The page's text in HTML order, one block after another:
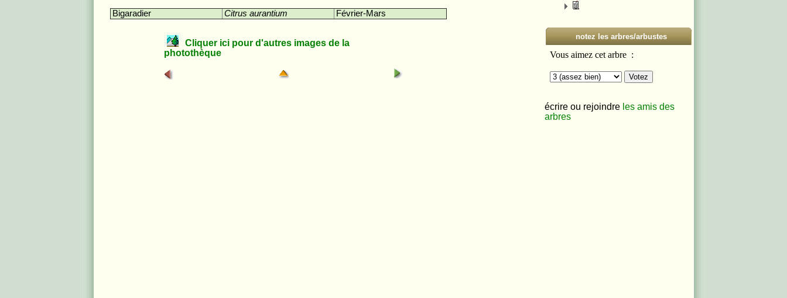
Bigaradier Citrus aurantium Février-Mars
Cliquer ici pour d'autres images de la
photothèque
notez les arbres/arbustes
écrire ou rejoindre les amis des
arbres